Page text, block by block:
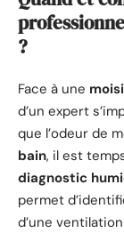
?
Face à une
d’un expert
que l’odeur de
bain, il est
diagnostic
permet
d’une